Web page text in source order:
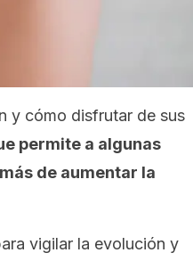
y cómo disfrutar de sus
permite a algunas
de aumentar la
vigilar la evolución y